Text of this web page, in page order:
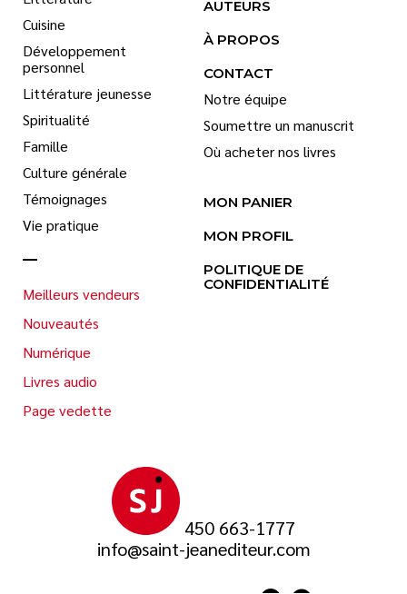
450 663-1777
info@saint-jeanediteur.com
Cuisine
Développement
personnel
Littérature jeunesse
Spiritualité
Famille
Culture générale
Témoignages
Vie pratique
Meilleurs vendeurs
Nouveautés
Numérique
Livres audio
Page vedette
AUTEURS
À PROPOS
CONTACT
Notre équipe
Soumettre un manuscrit
Où acheter nos livres
MON PANIER
MON PROFIL
POLITIQUE DE
CONFIDENTIALITÉ